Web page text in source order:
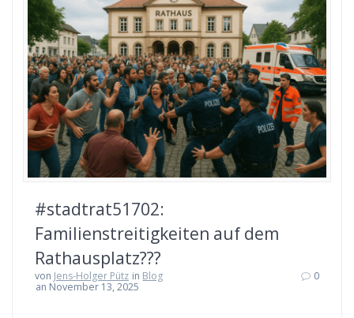
#stadtrat51702:
Familienstreitigkeiten auf dem
Rathausplatz???
von Jens-Holger Pütz in Blog
an November 13, 2025
0